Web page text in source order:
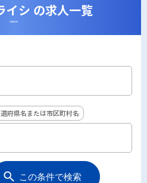
イシ の求人一覧
CAREERS
府県名または市区町村名
この条件で検索